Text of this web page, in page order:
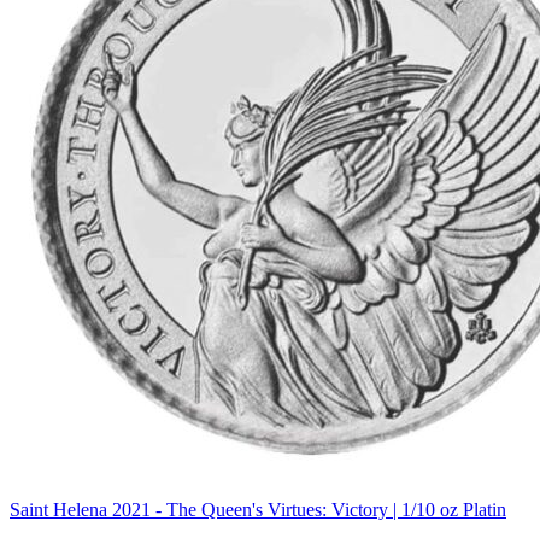
Saint Helena 2021 - The Queen's Virtues: Victory | 1/10 oz Platin